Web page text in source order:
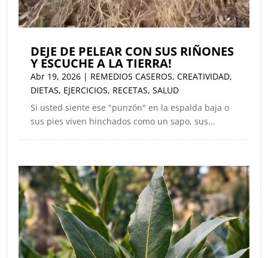
DEJE DE PELEAR CON SUS RIÑONES
Y ESCUCHE A LA TIERRA!
Abr 19, 2026 | REMEDIOS CASEROS,CREATIVIDAD,
DIETAS, EJERCICIOS, RECETAS,SALUD
Si usted siente ese "punzón" en la espalda baja o
sus pies viven hinchados como un sapo, sus...